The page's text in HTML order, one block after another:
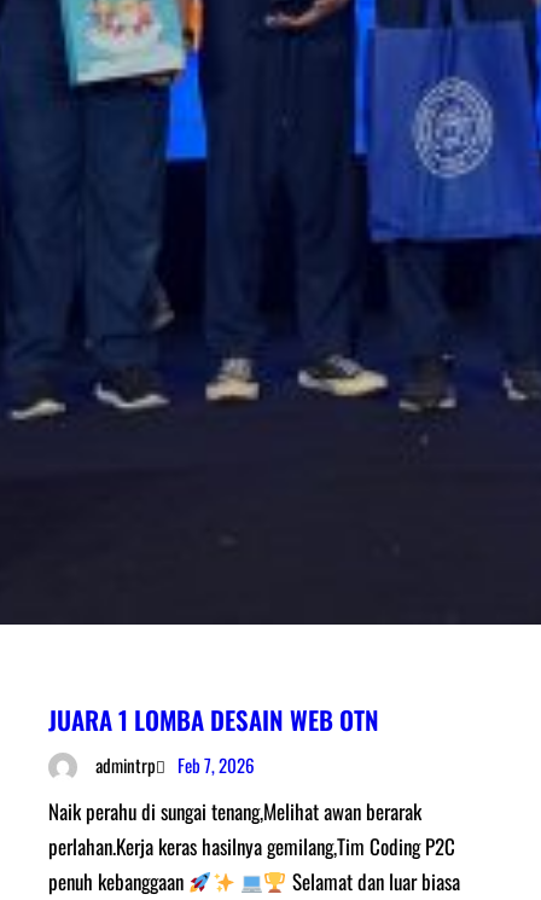
JUARA 1 LOMBA DESAIN WEB OTN
admintrp Feb 7, 2026
Naik perahu di sungai tenang,Melihat awan berarak
perlahan.Kerja keras hasilnya gemilang,Tim Coding P2C
penuh kebanggaan
Selamat dan luar biasa